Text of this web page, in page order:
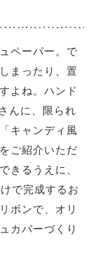
ペーパー。で
まったり、置
よね。ハンド
んに、限られ
キャンディ風
ご紹介いただ
きるうえに、
で完成するお
ボンで、オリ
カバーづくり